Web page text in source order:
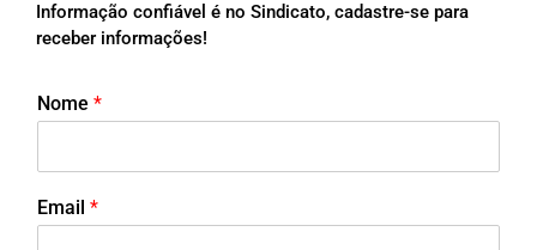
Informação confiável é no Sindicato, cadastre-se para
receber informações!
Nome *
Email *